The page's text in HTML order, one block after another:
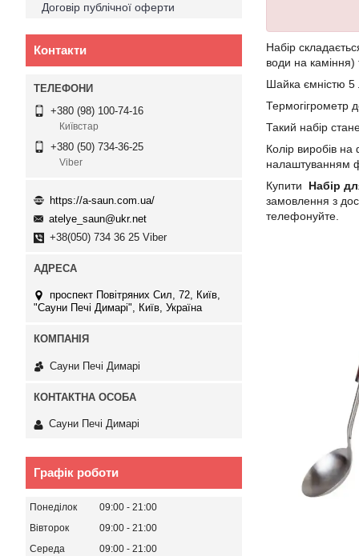
Набір
води на
Шайка ємністю 5
Термогігрометр
Такий набір
Колір виробів
налаштуванням
Купити Набір
замовлення з
телефонуйте.
Договір публічної оферти
Контакти
+380 (98) 100-74-16
Київстар
+380 (50) 734-36-25
Viber
https://a-saun.com.ua/
atelye_saun@ukr.net
+38(050) 734 36 25 Viber
проспект Повітряних Сил, 72, Київ,
"Сауни Печі Димарі", Київ, Україна
Сауни Печі Димарі
Сауни Печі Димарі
Графік роботи
Понеділок 09:00
21:00
Вівторок
09:00
21:00
Середа
09:00
21:00